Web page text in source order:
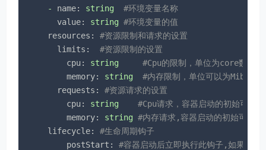
-
name: string
#环境变量名称
value:
string #环境变量的值
resources:
#资源限制和请求的设置
limits:
#资源限制的设置
cpu:
string
#Cpu的限制，单位为core数
memory:
string
#内存限制，单位可以为Mib/
requests:
#资源请求的设置
cpu:
string
#Cpu请求，容器启动的初始可用
memory:
string #内存请求,容器启动的初始可用数
lifecycle:
#生命周期钩子
postStart:
#容器启动后立即执行此钩子,如果执行